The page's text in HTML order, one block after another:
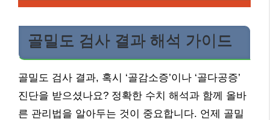
골밀도 검사 결과 해석 가이드
골밀도 검사 결과, 혹시 ‘골감소증’이나 ‘골다공증’
진단을 받으셨나요? 정확한 수치 해석과 함께 올바
른 관리법을 알아두는 것이 중요합니다. 언제 골밀